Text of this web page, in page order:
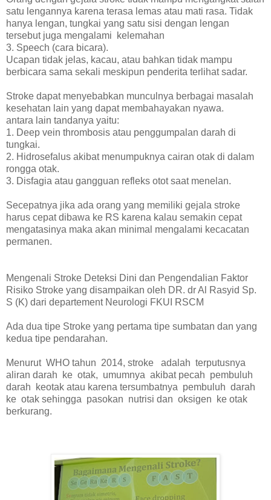
satu lengannya karena terasa lemas atau mati rasa. Tidak
hanya lengan, tungkai yang satu sisi dengan lengan
tersebut juga mengalami kelemahan
3. Speech (cara bicara).
Ucapan tidak jelas, kacau, atau bahkan tidak mampu
berbicara sama sekali meskipun penderita terlihat sadar.
Stroke dapat menyebabkan munculnya berbagai masalah
kesehatan lain yang dapat membahayakan nyawa.
antara lain tandanya yaitu:
1. Deep vein thrombosis atau penggumpalan darah di
tungkai.
2. Hidrosefalus akibat menumpuknya cairan otak di dalam
rongga otak.
3. Disfagia atau gangguan refleks otot saat menelan.
Secepatnya jika ada orang yang memiliki gejala stroke
harus cepat dibawa ke RS karena kalau semakin cepat
mengatasinya maka akan minimal mengalami kecacatan
permanen.
Mengenali Stroke Deteksi Dini dan Pengendalian Faktor
Risiko Stroke yang disampaikan oleh DR. dr Al Rasyid Sp.
S (K) dari departement Neurologi FKUI RSCM
Ada dua tipe Stroke yang pertama tipe sumbatan dan yang
kedua tipe pendarahan.
Menurut WHO tahun 2014, stroke adalah terputusnya
aliran darah ke otak, umumnya akibat pecah pembuluh
darah keotak atau karena tersumbatnya pembuluh darah
ke otak sehingga pasokan nutrisi dan oksigen ke otak
berkurang.